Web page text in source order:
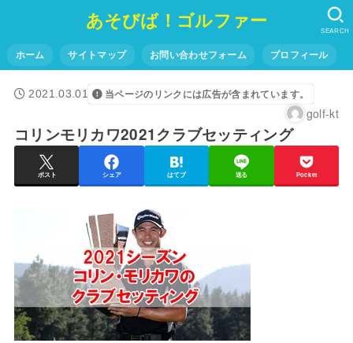
あそびば！ゴルファー
ホーム サイトマップ お問い合わせフォーム プロフィール
SEARCH
2021.03.01 当ページのリンクには広告が含まれています。
golf-kt
コリンモリカワ2021クラブセッティング
ポスト シェア はてブ 送る Pocket